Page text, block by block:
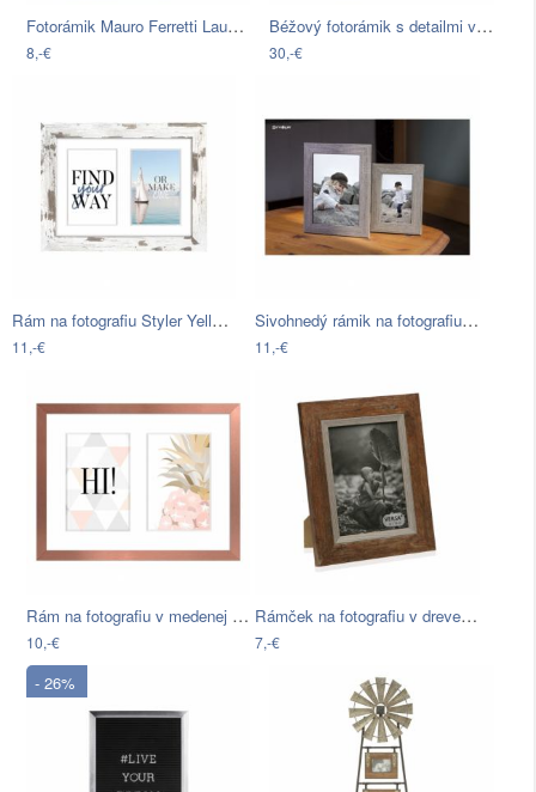
Fotorámik Mauro Ferretti Laugh Love, na…
8,-€
Béžový fotorámik s detailmi v zlatej…
30,-€
Rám na fotografiu Styler Yellowstone,…
11,-€
Sivohnedý rámik na fotografiu Styler…
11,-€
Rám na fotografiu v medenej farbe…
10,-€
Rámček na fotografiu v drevenom dekore…
7,-€
- 26%